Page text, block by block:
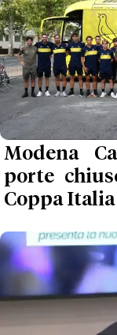
Modena
porte
Coppa Italia